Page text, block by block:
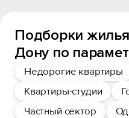
Подборки
Дону по
Недорогие квартиры
Квартиры-студии
Частный сектор